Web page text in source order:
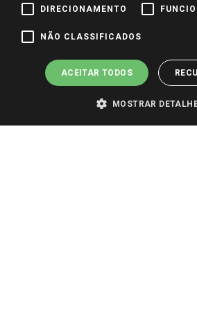
Pagamento e Segurança
DIRECIONAMENTO
NÃO CLASSIFICADOS
ACEITAR TODOS
MOSTRAR